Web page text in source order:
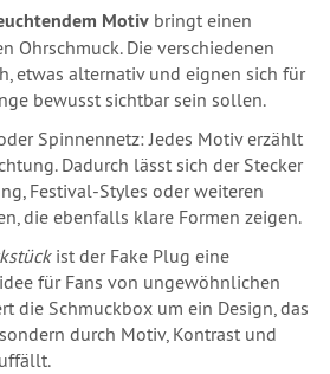
Motiv bringt einen
Ohrschmuck. Die verschiedenen
etwas alternativ und eignen sich für
bewusst sichtbar sein sollen.
Spinnennetz: Jedes Motiv erzählt
Dadurch lässt sich der Stecker
Festival-Styles oder weiteren
die ebenfalls klare Formen zeigen.
ist der Fake Plug eine
für Fans von ungewöhnlichen
die Schmuckbox um ein Design, das
durch Motiv, Kontrast und